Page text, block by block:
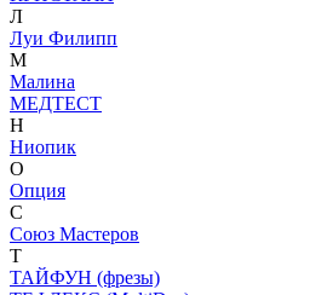
Л
Луи Филипп
М
Малина
МЕДТЕСТ
Н
Ниопик
О
Опция
С
Союз Мастеров
Т
ТАЙФУН (фрезы)